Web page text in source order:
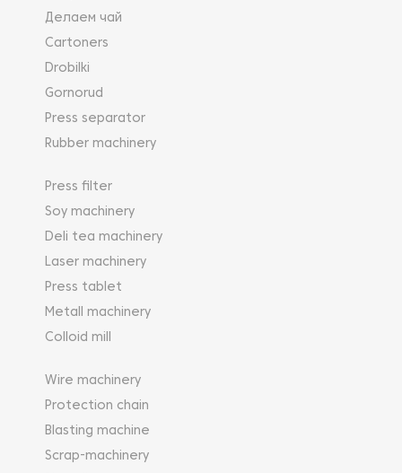
Делаем чай
Cartoners
Drobilki
Gornorud
Press separator
Rubber machinery
Press filter
Soy machinery
Deli tea machinery
Laser machinery
Press tablet
Metall machinery
Colloid mill
Wire machinery
Protection chain
Blasting machine
Scrap-machinery